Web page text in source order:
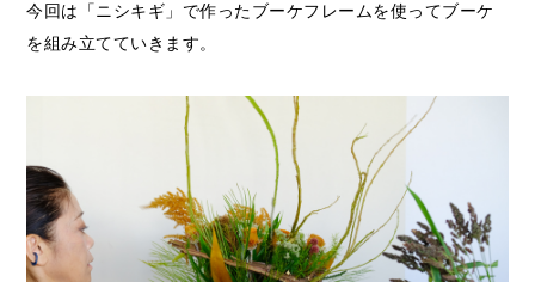
今回は「ニシキギ」で作ったブーケフレームを使ってブーケ
を組み立てていきます。